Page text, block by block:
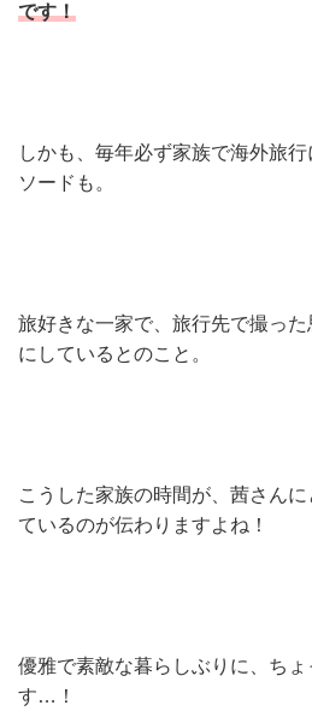
です！
しかも、毎年必ず家族で海外旅
ソードも。
旅好きな一家で、旅行先で撮っ
にしているとのこと。
こうした家族の時間が、茜さん
ているのが伝わりますよね！
優雅で素敵な暮らしぶりに、ちょ
す…！